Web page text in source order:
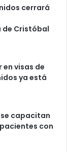
cerrará
de Cristóbal
visas de
ya está
capacitan
con